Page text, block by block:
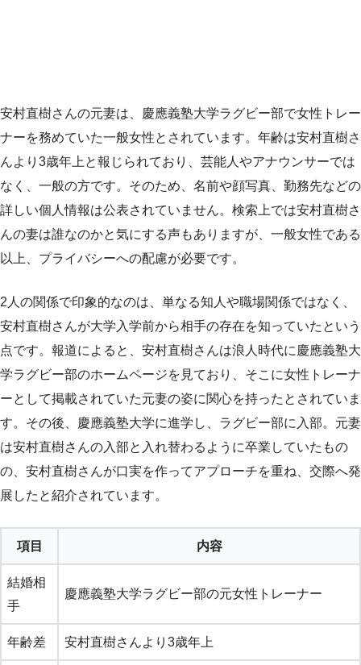
安村直樹さんの元妻は、慶應義塾大学ラグビー部で女性トレー
ナーを務めていた一般女性とされています。年齢は安村直樹さ
んより3歳年上と報じられており、芸能人やアナウンサーでは
なく、一般の方です。そのため、名前や顔写真、勤務先などの
詳しい個人情報は公表されていません。検索上では安村直樹さ
んの妻は誰なのかと気にする声もありますが、一般女性である
以上、プライバシーへの配慮が必要です。
2人の関係で印象的なのは、単なる知人や職場関係ではなく、
安村直樹さんが大学入学前から相手の存在を知っていたという
点です。報道によると、安村直樹さんは浪人時代に慶應義塾大
学ラグビー部のホームページを見ており、そこに女性トレーナ
ーとして掲載されていた元妻の姿に関心を持ったとされていま
す。その後、慶應義塾大学に進学し、ラグビー部に入部。元妻
は安村直樹さんの入部と入れ替わるように卒業していたもの
の、安村直樹さんが口実を作ってアプローチを重ね、交際へ発
展したと紹介されています。
項目 内容
結婚相
手
慶應義塾大学ラグビー部の元女性トレーナー
年齢差 安村直樹さんより3歳年上